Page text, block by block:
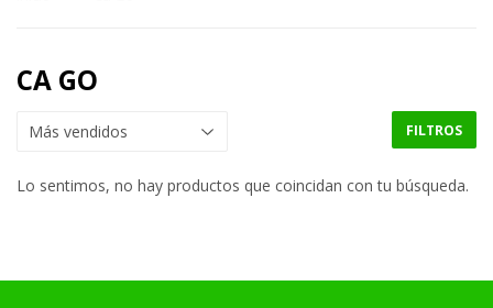
CA GO
FILTROS
Lo sentimos, no hay productos que coincidan con tu búsqueda.